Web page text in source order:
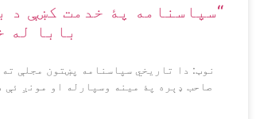
“سپاسنامه پۀ خدمت کښې د
بابا له
نوټ: دا تاريخي سپاسنامه پښتون مجلې
صاحب ډېره پۀ مينه وسپارله او مونږ ئې